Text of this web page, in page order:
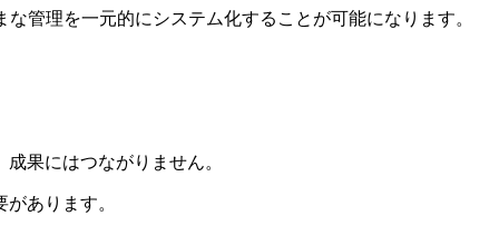
管理を一元的にシステム化することが可能になります。
果にはつながりません。
あります。